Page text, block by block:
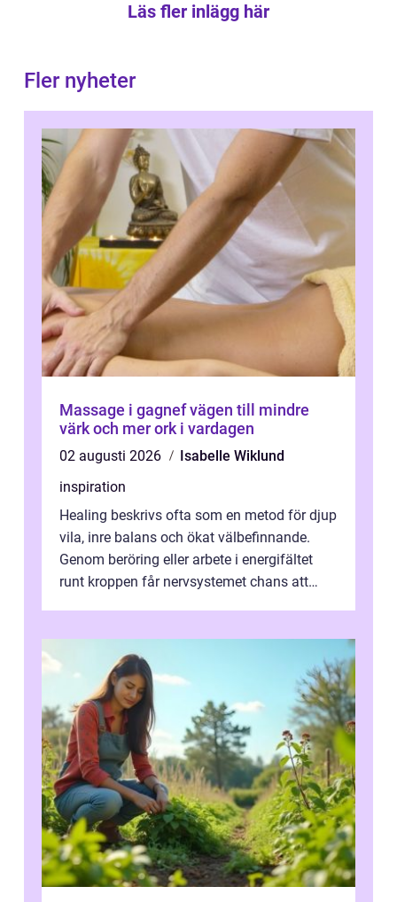
Läs fler inlägg här
Fler nyheter
Massage i gagnef vägen till mindre
värk och mer ork i vardagen
02 augusti 2026
Isabelle Wiklund
inspiration
Healing beskrivs ofta som en metod för djup
vila, inre balans och ökat välbefinnande.
Genom beröring eller arbete i energifältet
runt kroppen får nervsystemet chans att